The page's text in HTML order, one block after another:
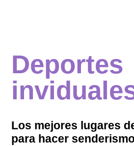
Deportes
Los mejores lugares
para hacer